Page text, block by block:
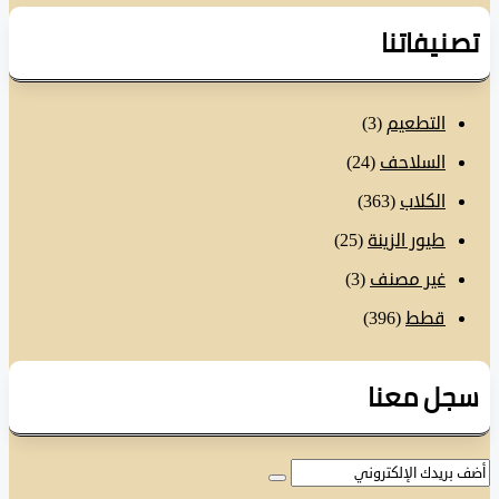
التطعيم(3)
السلاحف(24)
الكلاب(363)
طيور الزينة (25)
غير مصنف(3)
قطط
(396)
معنا